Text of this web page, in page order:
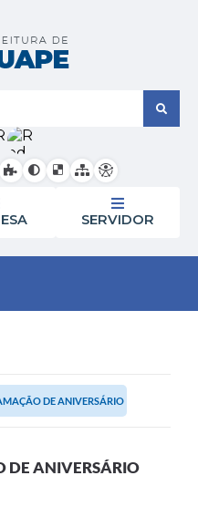
SERVIDOR
DE ANIVERSÁRIO
DE ANIVERSÁRIO